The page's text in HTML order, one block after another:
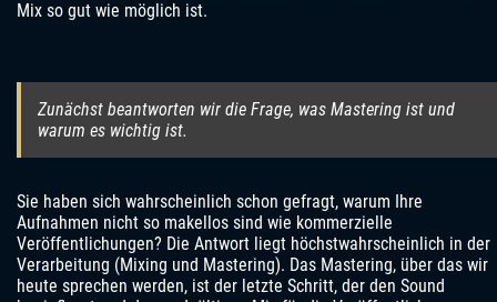
Mix so gut wie möglich ist.
Zunächst beantworten wir die Frage, was Mastering ist und
warum es wichtig ist.
Sie haben sich wahrscheinlich schon gefragt, warum Ihre
Aufnahmen nicht so makellos sind wie kommerzielle
Veröffentlichungen? Die Antwort liegt höchstwahrscheinlich in der
Verarbeitung (Mixing und Mastering). Das Mastering, über das wir
heute sprechen werden, ist der letzte Schritt, der den Sound